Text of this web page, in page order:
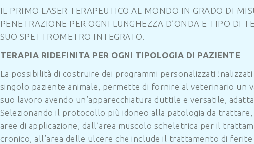
IL PRIMO LASER TERAPEUTICO AL MONDO IN GRADO DI
PENETRAZIONE PER OGNI LUNGHEZZA D’ONDA E TIPO DI
SUO SPETTROMETRO INTEGRATO.
TERAPIA RIDEFINITA PER OGNI TIPOLOGIA DI PAZIENTE
La possibilità di costruire dei programmi personalizzati
singolo paziente animale, permette di fornire al veterinario un
suo lavoro avendo un’apparecchiatura duttile e versatile,
Selezionando il protocollo più idoneo alla patologia da
aree di applicazione, dall’area muscolo scheletrica per il
cronico, all’area delle ulcere che include il trattamento di ferite